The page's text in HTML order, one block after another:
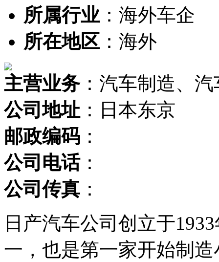
所属行业：海外车企
所在地区 ：海外
主营业务：汽车制造、
公司地址 ：日本东京
邮政编码 ：
公司电话：
公司传真 ：
日产汽车公司创立于
一，也是第一家开始制